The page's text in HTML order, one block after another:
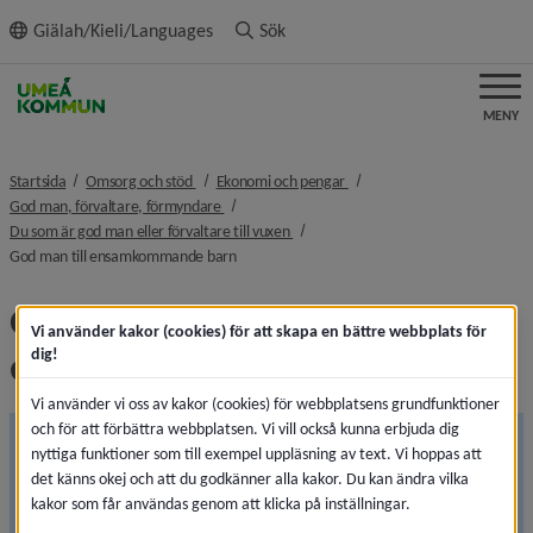
innehållet
Giälah/Kieli/Languages Sök
MENY
Startsida Omsorg och stöd nivå i brödsmulenavigeringen
Ekonomi och pengar nivå i brödsmulenavigeringen
God man, förvaltare, förmyndare nivå i brödsmulenavigeringen
Du som är god man eller förvaltare till vuxen nivå i brödsmulenavigeringen
God man till ensamkommande barnnivå i brödsmulenavigeringen
God man till
ensamkommande barn
Informationen på sidan ses över
Den 1 juli 2026 träder flera lagändringar inom
ställföreträdarområdet i kraft. Vi uppdaterar därför
Vi använder kakor (cookies) för att skapa en bättre webbplats för
dig!
Vi använder vi oss av kakor (cookies) för webbplatsens grundfunktioner
och för att förbättra webbplatsen. Vi vill också kunna erbjuda dig
nyttiga funktioner som till exempel uppläsning av text. Vi hoppas att
det känns okej och att du godkänner alla kakor. Du kan ändra vilka
kakor som får användas genom att klicka på inställningar.